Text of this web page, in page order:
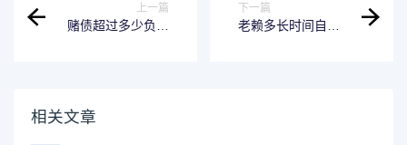
上一篇
赌债超过多少负法
下一篇
老赖多长时间自动
相关文章